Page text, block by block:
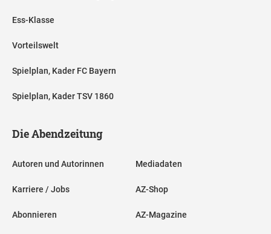
Ess-Klasse
Vorteilswelt
Spielplan, Kader FC Bayern
Spielplan, Kader TSV 1860
Die Abendzeitung
Autoren und Autorinnen
Karriere / Jobs
Abonnieren
Mediadaten
AZ-Shop
AZ-Magazine